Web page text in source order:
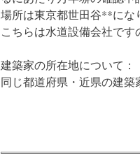
場所は東京都世田谷**にな
こちらは水道設備会社で
建築家の所在地について：
同じ都道府県・近県の建築